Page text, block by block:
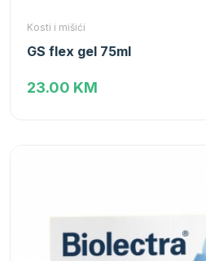
Kosti i mišići
GS flex gel 75ml
23.00 KM